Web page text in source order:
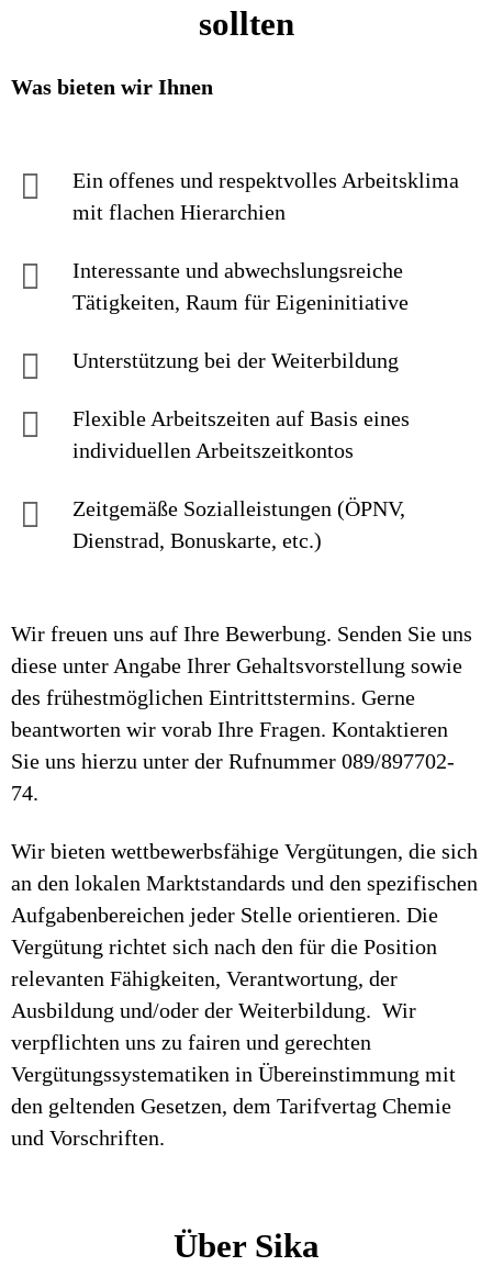
sollten
Was bieten wir Ihnen
Ein offenes und respektvolles Arbeitsklima
mit flachen Hierarchien
Interessante und abwechslungsreiche
Tätigkeiten, Raum für Eigeninitiative
Unterstützung bei der Weiterbildung
Flexible Arbeitszeiten auf Basis eines
individuellen Arbeitszeitkontos
Zeitgemäße Sozialleistungen (ÖPNV,
Dienstrad, Bonuskarte, etc.)
Wir freuen uns auf Ihre Bewerbung. Senden Sie uns
diese unter Angabe Ihrer Gehaltsvorstellung sowie
des frühestmöglichen Eintrittstermins. Gerne
beantworten wir vorab Ihre Fragen. Kontaktieren
Sie uns hierzu unter der Rufnummer 089/897702-
74.
Wir bieten wettbewerbsfähige Vergütungen, die sich
an den lokalen Marktstandards und den spezifischen
Aufgabenbereichen jeder Stelle orientieren. Die
Vergütung richtet sich nach den für die Position
relevanten Fähigkeiten, Verantwortung, der
Ausbildung und/oder der Weiterbildung. Wir
verpflichten uns zu fairen und gerechten
Vergütungssystematiken in Übereinstimmung mit
den geltenden Gesetzen, dem Tarifvertag Chemie
und Vorschriften.
Über Sika